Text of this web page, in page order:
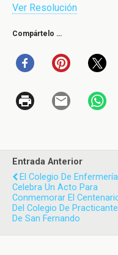
Ver Resolución
Compártelo …
Entrada Anterior
El Colegio De Enfermería
Celebra Un Acto Para
Conmemorar El
Del Colegio De
De San Fernando